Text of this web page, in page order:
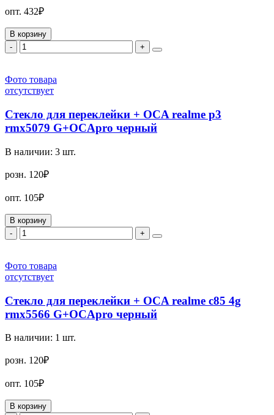
опт. 432₽
В корзину
-
+
Фото товара
отсутствует
Стекло для переклейки + OCA realme p3
rmx5079 G+OCApro черный
В наличии: 3 шт.
розн. 120₽
опт. 105₽
В корзину
-
+
Фото товара
отсутствует
Стекло для переклейки + OCA realme c85 4g
rmx5566 G+OCApro черный
В наличии: 1 шт.
розн. 120₽
опт. 105₽
В корзину